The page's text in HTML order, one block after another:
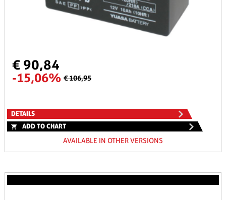
€ 90,84
-15,06% € 106,95
DETAILS
ADD TO CHART
AVAILABLE IN OTHER VERSIONS